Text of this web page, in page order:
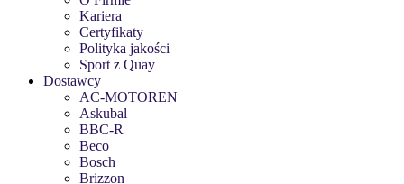
Kariera
Certyfikaty
Polityka jakości
Sport z Quay
Dostawcy
AC-MOTOREN
Askubal
BBC-R
Beco
Bosch
Brizzon